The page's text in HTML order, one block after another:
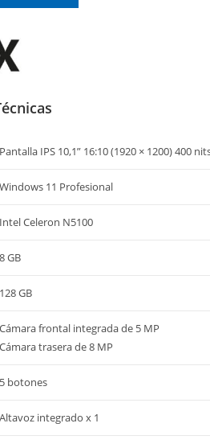
Pantalla IPS 10,1” 16:10 (1920 × 1200) 400
Windows 11 Profesional
Intel Celeron N5100
8 GB
128 GB
Cámara frontal integrada de 5 MP
Cámara trasera de 8 MP
5 botones
Altavoz integrado x 1